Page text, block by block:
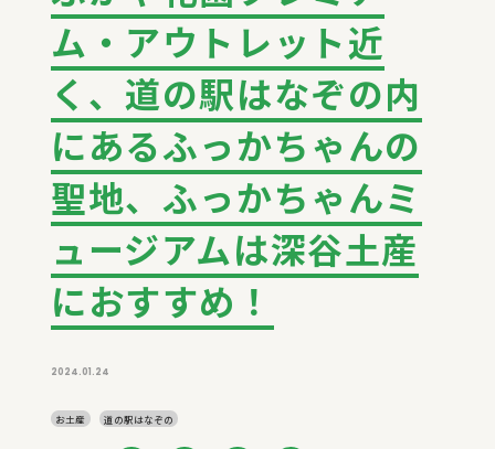
ム・アウトレット近
く、道の駅はなぞの内
にあるふっかちゃんの
聖地、ふっかちゃんミ
ュージアムは深谷土産
におすすめ！
2024.01.24
お土産 道の駅はなぞの